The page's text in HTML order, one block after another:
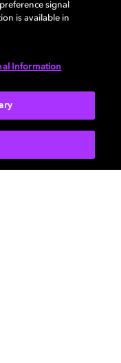
mit
noch einige
Einrichtung
dir den Einstieg.
signal
is available in
Information